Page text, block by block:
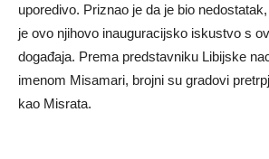
uporedivo. Priznao je da je bio
je ovo njihovo inauguracijsko iskustvo s
događaja. Prema predstavniku Libijske
imenom Misamari, brojni su gradovi
kao Misrata.